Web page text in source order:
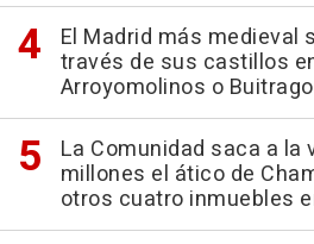
El Madrid más medieval
través de sus castillos
Arroyomolinos o Buitrago
La Comunidad saca a la
millones el ático de
otros cuatro inmuebles